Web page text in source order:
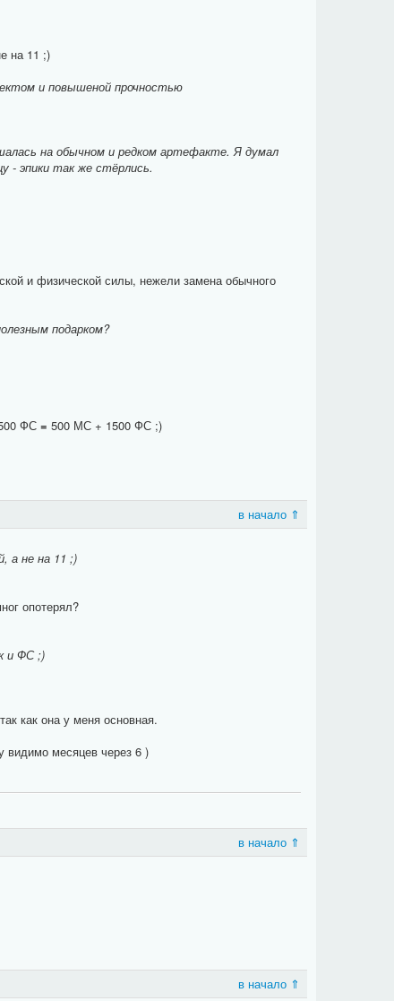
на 11 ;)
и повышеной прочностью
на обычном и редком артефакте. Я думал
- эпики так же стёрлись.
и физической силы, нежели замена обычного
подарком?
ФС= 500 МС + 1500 ФС ;)
в начало ⇑
а не на 11 ;)
опотерял?
и ФС ;)
как она у меня основная.
видимо месяцев через 6 )
в начало ⇑
в начало ⇑